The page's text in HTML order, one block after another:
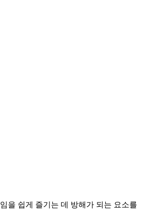
을 쉽게 즐기는 데 방해가 되는 요소를